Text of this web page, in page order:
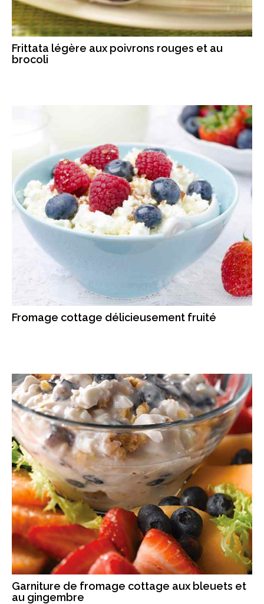
Frittata légère aux poivrons rouges et au
brocoli
Fromage cottage délicieusement fruité
Garniture de fromage cottage aux bleuets et
au gingembre